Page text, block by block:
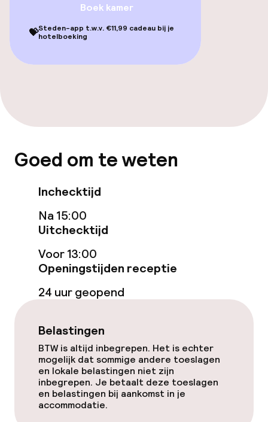
Zwemmen & wellness
Hot tub
Entertainment
Betaalde wifi
Eet- en drinkgelegenheden
Restaurant
Bar
Faciliteiten en diensten voor kinderen
Boek kamer
💝Steden-app t.w.v. €11,99 cadeau bij je
hotelboeking
Goed om te weten
Inchecktijd
Na 15:00
Uitchecktijd
Voor 13:00
Openingstijden receptie
24 uur geopend
Belastingen
BTW is altijd inbegrepen. Het is echter
mogelijk dat sommige andere toeslagen
en lokale belastingen niet zijn
inbegrepen. Je betaalt deze toeslagen
en belastingen bij aankomst in je
accommodatie.